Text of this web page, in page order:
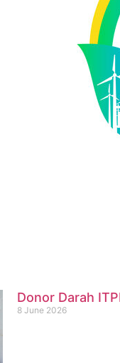
Donor Darah
8 June 2026